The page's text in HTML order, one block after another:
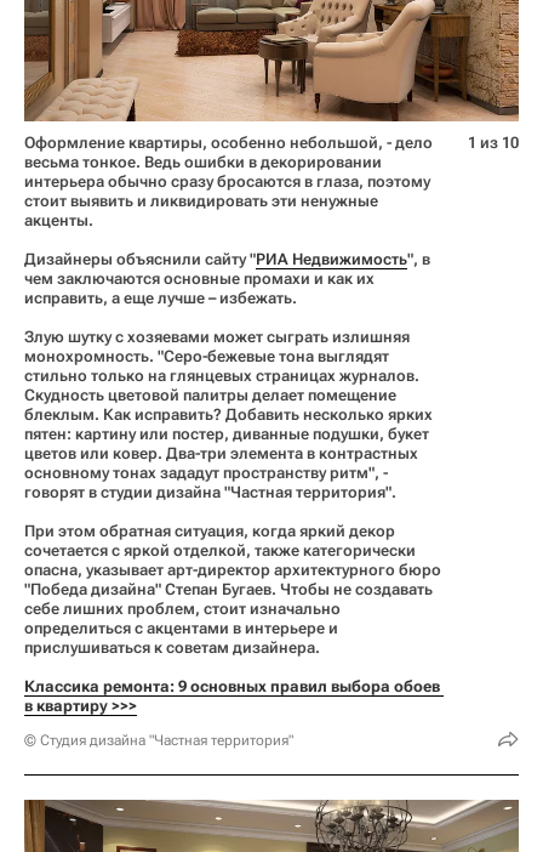
Оформление квартиры, особенно небольшой, - дело
весьма тонкое. Ведь ошибки в декорировании
интерьера обычно сразу бросаются в глаза, поэтому
стоит выявить и ликвидировать эти ненужные
акценты.
Дизайнеры объяснили сайту "РИА Недвижимость", в
чем заключаются основные промахи и как их
исправить, а еще лучше – избежать.
Злую шутку с хозяевами может сыграть излишняя
монохромность. "Серо-бежевые тона выглядят
стильно только на глянцевых страницах журналов.
Скудность цветовой палитры делает помещение
блеклым. Как исправить? Добавить несколько ярких
пятен: картину или постер, диванные подушки, букет
цветов или ковер. Два-три элемента в контрастных
основному тонах зададут пространству ритм", -
говорят в студии дизайна "Частная территория".
При этом обратная ситуация, когда яркий декор
сочетается с яркой отделкой, также категорически
опасна, указывает арт-директор архитектурного бюро
"Победа дизайна" Степан Бугаев. Чтобы не создавать
себе лишних проблем, стоит изначально
определиться с акцентами в интерьере и
прислушиваться к советам дизайнера.
Классика ремонта: 9 основных правил выбора обоев
в квартиру >>>
© Студия дизайна "Частная территория"
1 из 10